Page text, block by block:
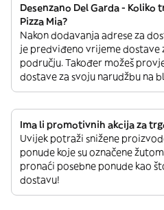
Desenzano Del Garda -
Pizza Mia?
Nakon dodavanja adrese za
je predviđeno vrijeme dostave
području. Također možeš
dostave za svoju narudžbu na
Ima li promotivnih akcija za
Uvijek potraži snižene
ponude koje su označene
pronaći posebne ponude kao
dostavu!